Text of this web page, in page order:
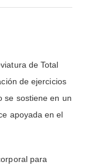
de Total
de ejercicios
se sostiene en un
apoyada en el
para